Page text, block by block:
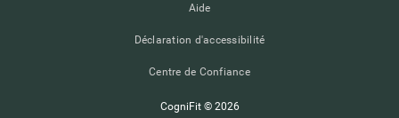
Aide
Déclaration d'accessibilité
Centre de Confiance
CogniFit © 2026